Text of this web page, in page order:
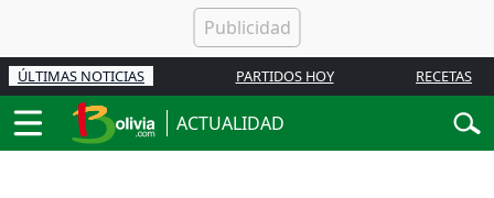
ÚLTIMAS NOTICIAS PARTIDOS HOY RECETAS
ACTUALIDAD